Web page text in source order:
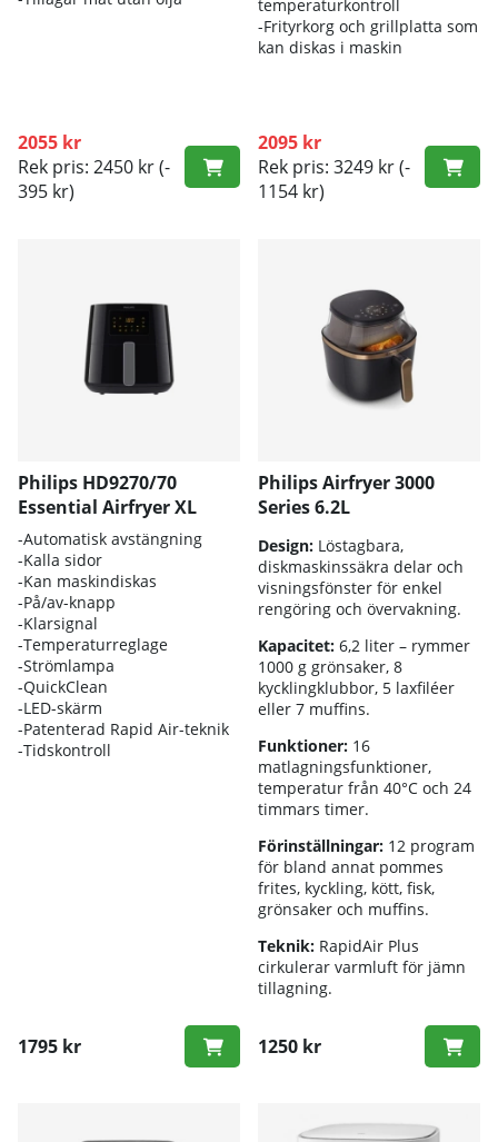
2055 kr
Rek pris: 2450 kr(-
395 kr)
temperaturkontroll
-Frityrkorg och grillplatta som
kan diskas i maskin
2095 kr
Rek pris: 3249 kr(-
1154 kr)
Philips HD9270/70
Essential Airfryer XL
-Automatisk avstängning
-Kalla sidor
-Kan maskindiskas
-På/av-knapp
-Klarsignal
-Temperaturreglage
-Strömlampa
-QuickClean
-LED-skärm
-Patenterad Rapid Air-teknik
-Tidskontroll
1795 kr
Philips Airfryer 3000
Series 6.2L
Design: Löstagbara,
diskmaskinssäkra delar och
visningsfönster för enkel
rengöring och övervakning.
Kapacitet: 6,2 liter – rymmer
1000 g grönsaker, 8
kycklingklubbor, 5 laxfiléer
eller 7 muffins.
Funktioner: 16
matlagningsfunktioner,
temperatur från 40°C och 24
timmars timer.
Förinställningar: 12 program
för bland annat pommes
frites, kyckling, kött, fisk,
grönsaker och muffins.
Teknik: RapidAir Plus
cirkulerar varmluft för jämn
tillagning.
1250 kr